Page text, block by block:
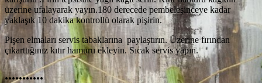
üzerine ufalayarak yayın.180 derecede pembeleşinceye kadar
yaklaşık 10 dakika kontrollü olarak pişirin.
Pişen elmaları servis tabaklarına paylaştırın. Üzerine fırından
çıkarttığınız kıtır hamuru ekleyin. Sıcak servis yapın.
...........